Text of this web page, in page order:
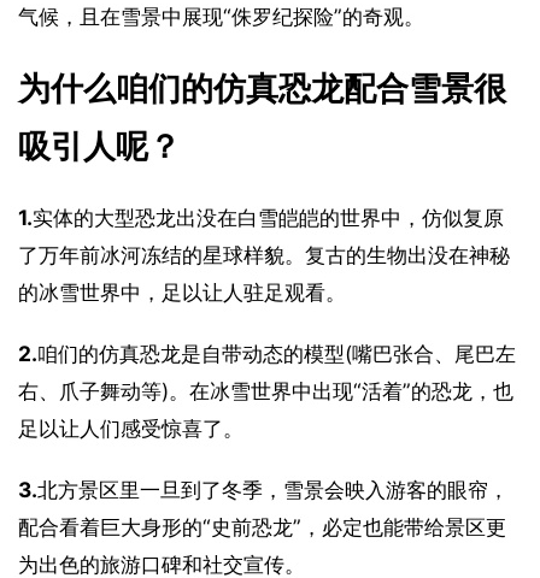
气候，且在雪景中展现“侏罗纪探险”的奇观。
为什么咱们的仿真恐龙配合雪景很
吸引人呢？
1.实体的大型恐龙出没在白雪皑皑的世界中，仿似复原
了万年前冰河冻结的星球样貌。复古的生物出没在神秘
的冰雪世界中，足以让人驻足观看。
2.咱们的仿真恐龙是自带动态的模型(嘴巴张合、尾巴左
右、爪子舞动等)。在冰雪世界中出现“活着”的恐龙，也
足以让人们感受惊喜了。
3.北方景区里一旦到了冬季，雪景会映入游客的眼帘，
配合看着巨大身形的“史前恐龙”，必定也能带给景区更
为出色的旅游口碑和社交宣传。